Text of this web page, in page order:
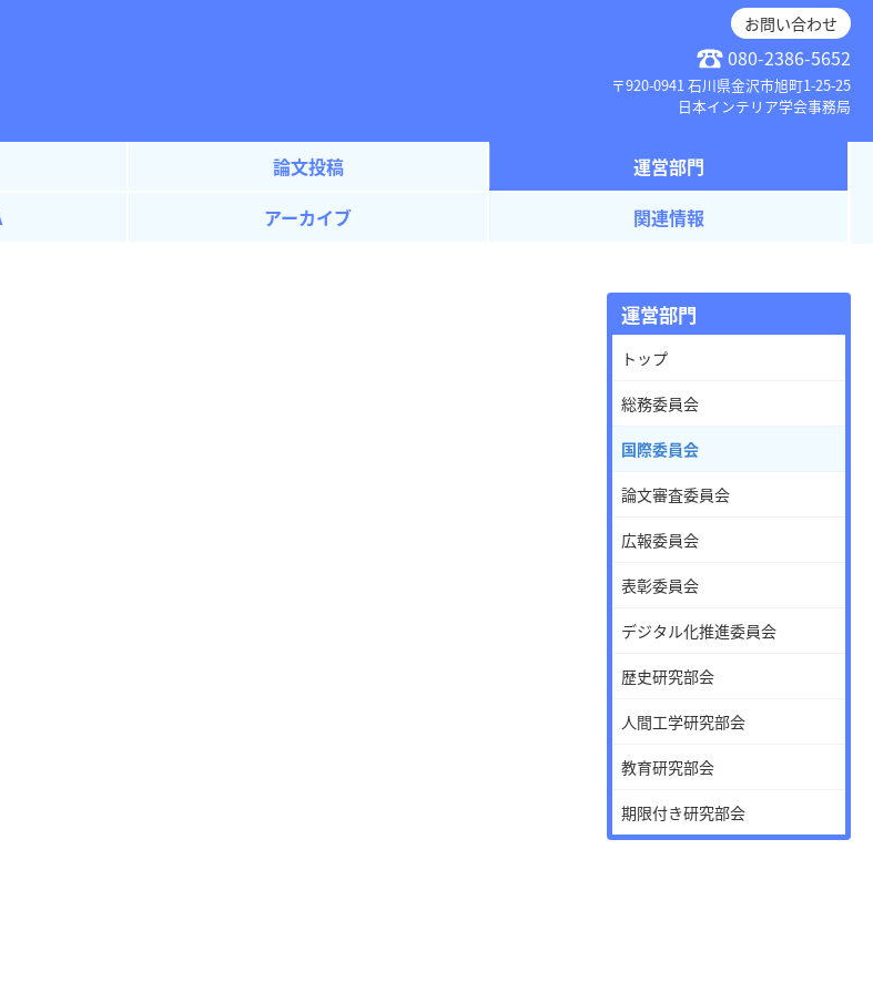
お問い合わせ
080-2386-5652
〒920-0941 石川県金沢市旭町1-25-25
日本インテリア学会事務局
論文投稿
運営部門
アーカイブ 関連情報
運営部門
トップ
総務委員会
国際委員会
論文審査委員会
広報委員会
表彰委員会
デジタル化推進委員会
歴史研究部会
人間工学研究部会
教育研究部会
期限付き研究部会